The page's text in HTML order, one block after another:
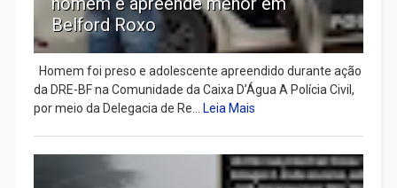
Belford Roxo
Homem foi preso e adolescente apreendido durante ação
da DRE-BF na Comunidade da Caixa D’Água A Polícia Civil,
por meio da Delegacia de Re...
Leia Mais